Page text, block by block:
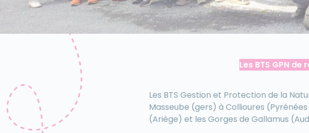
Les BTS GPN
Les BTS Gestion et Protection de la
Masseube (gers) à Collioures
(Ariège) et les Gorges de Gallamus